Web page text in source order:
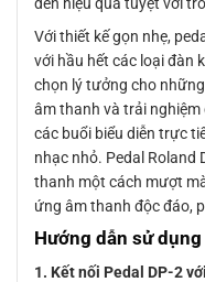
đến hiệu quả tuyệt vời
Với thiết kế gọn nhẹ,
với hầu hết các loại đàn
chọn lý tưởng cho
âm thanh và trải nghiệm
các buổi biểu diễn trực
nhạc nhỏ. Pedal Roland
thanh một cách mượt
ứng âm thanh độc đáo,
Hướng dẫn sử
1. Kết nối Pedal DP-2